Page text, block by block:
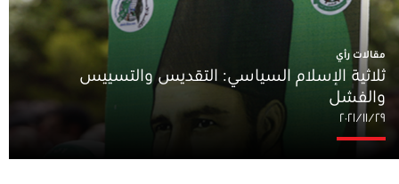
مقالات رأي
ثلاثية الإسلام السياسي: التقديس والتسييس
والفشل
٢٩‏/١١‏/٢٠٢١